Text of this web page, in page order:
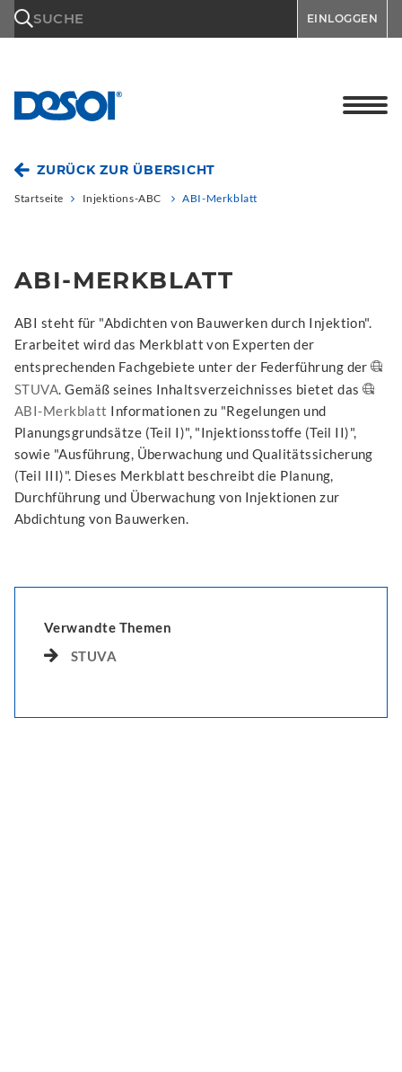
SUCHE EINLOGGEN
ZURÜCK ZUR ÜBERSICHT
Startseite Injektions-ABC ABI-Merkblatt
ABI-MERKBLATT
ABI steht für "Abdichten von Bauwerken durch Injektion".
Erarbeitet wird das Merkblatt von Experten der
entsprechenden Fachgebiete unter der Federführung der
STUVA. Gemäß seines Inhaltsverzeichnisses bietet das
ABI-Merkblatt Informationen zu "Regelungen und
Planungsgrundsätze (Teil I)", "Injektionsstoffe (Teil II)",
sowie "Ausführung, Überwachung und Qualitätssicherung
(Teil III)". Dieses Merkblatt beschreibt die Planung,
Durchführung und Überwachung von Injektionen zur
Abdichtung von Bauwerken.
Verwandte Themen
STUVA